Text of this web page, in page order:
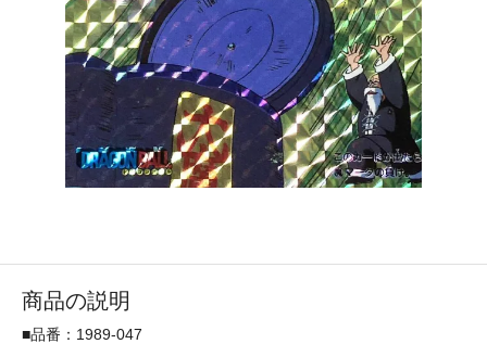
商品の説明
■品番：1989-047